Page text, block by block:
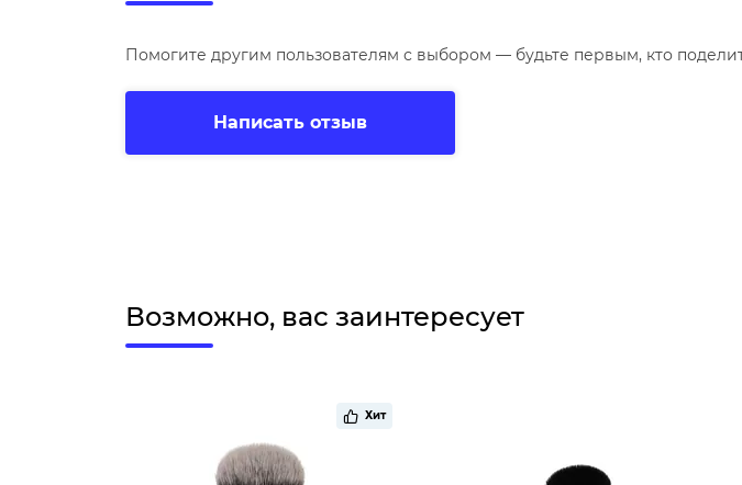
Помогите другим пользователям с выбором — будьте первым, кто
Написать отзыв
Возможно, вас заинтересует
Хит